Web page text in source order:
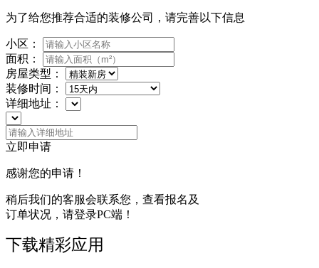
为了给您推荐合适的装修公司，请完善以下信息
小区：
面积：
房屋类型：
装修时间：
详细地址：
立即申请
感谢您的申请！
稍后我们的客服会联系您，查看报名及
订单状况，请登录PC端！
下载精彩应用